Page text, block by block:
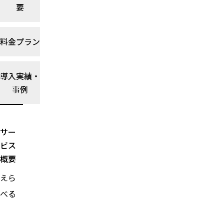
料を
比較
方ガ
イド
要
料金プラン
導入実績・
事例
サー
ビス
概要
えら
べる